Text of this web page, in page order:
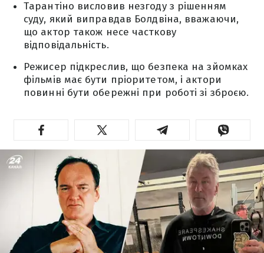
Тарантіно висловив незгоду з рішенням
суду, який виправдав Болдвіна, вважаючи,
що актор також несе часткову
відповідальність.
Режисер підкреслив, що безпека на зйомках
фільмів має бути пріоритетом, і актори
повинні бути обережні при роботі зі зброєю.